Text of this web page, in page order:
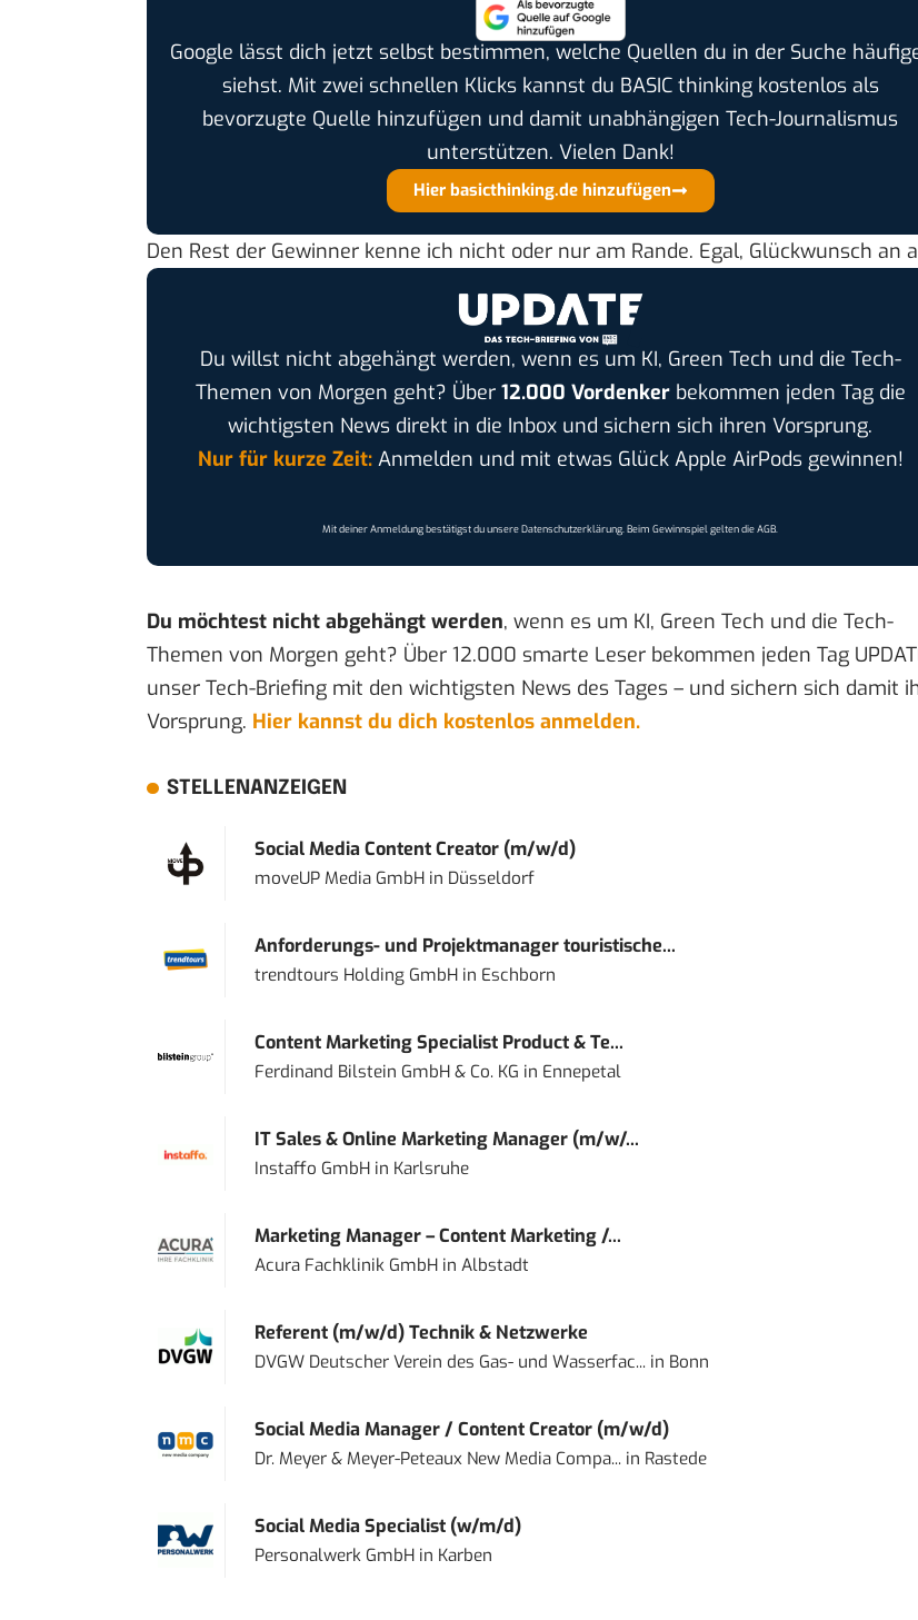
Google lässt dich jetzt selbst bestimmen, welche Quellen du in der Suche
siehst. Mit zwei schnellen Klicks kannst du BASIC thinking kostenlos als
bevorzugte Quelle hinzufügen und damit unabhängigen Tech-Journalismus
unterstützen. Vielen Dank!
Hier basicthinking.de hinzufügen
Den Rest der Gewinner kenne ich nicht oder nur am Rande. Egal, Glückwunsch an
Du willst nicht abgehängt werden, wenn es um KI, Green Tech und die Tech-
Themen von Morgen geht? Über 12.000 Vordenkerbekommen jeden Tag die
wichtigsten News direkt in die Inbox und sichern sich ihren Vorsprung.
Nur für kurze Zeit:Anmelden und mit etwas Glück Apple AirPods gewinnen!
Mit deiner Anmeldung bestätigst du unsereDatenschutzerklärung. Beim Gewinnspiel gelten dieAGB.
Du möchtest nicht abgehängt werden, wenn es um KI, Green Tech und die Tech-
Themen von Morgen geht? Über 12.000 smarte Leser bekommen jeden Tag
unser Tech-Briefing mit den wichtigsten News des Tages – und sichern sich damit
Vorsprung. Hier kannst du dich kostenlos anmelden.
STELLENANZEIGEN
Social Media Content Creator (m/w/d)
moveUP Media GmbHin Düsseldorf
Anforderungs- und Projektmanager touristische...
trendtours Holding GmbHin Eschborn
Content Marketing Specialist Product & Te...
Ferdinand Bilstein GmbH & Co. KG in Ennepetal
IT Sales & Online Marketing Manager (m/w/...
Instaffo GmbHin Karlsruhe
Marketing Manager – Content Marketing /...
Acura Fachklinik GmbHin Albstadt
Referent (m/w/d) Technik & Netzwerke
DVGW Deutscher Verein des Gas- und Wasserfac...in Bonn
Social Media Manager / Content Creator (m/w/d)
Dr. Meyer & Meyer-Peteaux New Media Compa...in Rastede
Social Media Specialist (w/m/d)
Personalwerk GmbHin Karben